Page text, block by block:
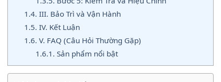
1.4. III. Bảo Trì và Vận Hành
1.5. IV. Kết Luận
1.6. V. FAQ (Câu Hỏi Thường Gặp)
1.6.1. Sản phẩm nổi bật